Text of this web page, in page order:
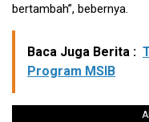
bertambah”, bebernya.
Baca Juga Berita :
Program MSIB